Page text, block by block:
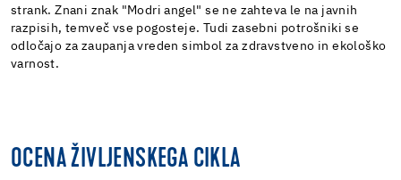
strank. Znani znak "Modri angel" se ne zahteva le na javnih
razpisih, temveč vse pogosteje. Tudi zasebni potrošniki se
odločajo za zaupanja vreden simbol za zdravstveno in ekološko
varnost.
OCENA ŽIVLJENSKEGA CIKLA